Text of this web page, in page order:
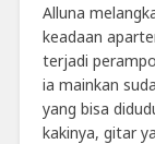
Alluna
keadaan
terjadi
ia mainkan
yang bisa
kakinya, gitar